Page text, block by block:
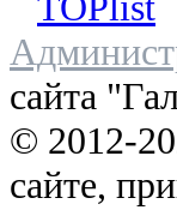
сайта
© 2012-
сайте,